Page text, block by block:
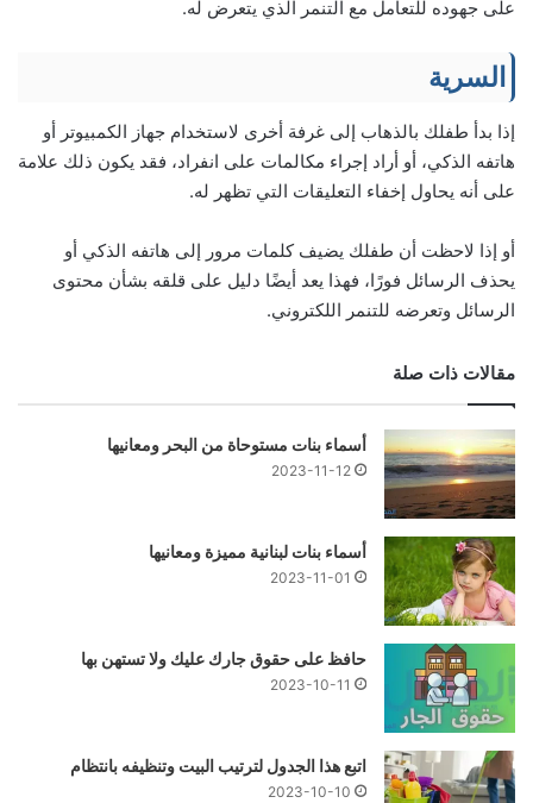
على جهوده للتعامل مع التنمر الذي يتعرض له.
السرية
إذا بدأ طفلك بالذهاب إلى غرفة أخرى لاستخدام جهاز الكمبيوتر أو
هاتفه الذكي، أو أراد إجراء مكالمات على انفراد، فقد يكون ذلك علامة
على أنه يحاول إخفاء التعليقات التي تظهر له.
أو إذا لاحظت أن طفلك يضيف كلمات مرور إلى هاتفه الذكي أو
يحذف الرسائل فورًا، فهذا يعد أيضًا دليل على قلقه بشأن محتوى
الرسائل وتعرضه للتنمر اللكتروني.
مقالات ذات صلة
أسماء بنات مستوحاة من البحر ومعانيها
2023-11-12
أسماء بنات لبنانية مميزة ومعانيها
2023-11-01
حافظ على حقوق جارك عليك ولا تستهن بها
2023-10-11
اتبع هذا الجدول لترتيب البيت وتنظيفه بانتظام
2023-10-10